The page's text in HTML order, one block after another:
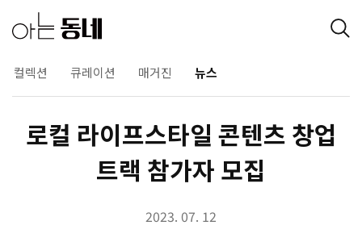
컬렉션 큐레이션 매거진 뉴스
로컬 라이프스타일 콘텐츠 창업
트랙 참가자 모집
2023. 07. 12